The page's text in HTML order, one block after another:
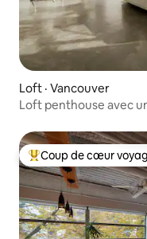
Loft · Vancouver
Loft penthouse avec
Coup de cœur
Coup de cœur